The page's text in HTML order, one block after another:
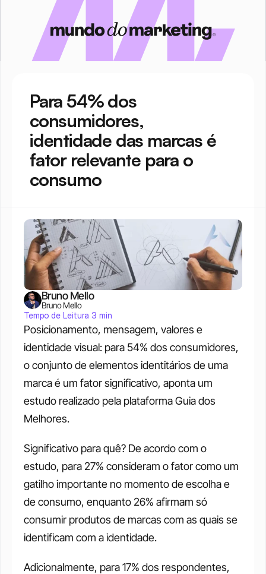
Para 54% dos
consumidores,
identidade das marcas é
fator relevante para o
consumo
Posicionamento, mensagem, valores e
identidade visual: para 54% dos consumidores,
o conjunto de elementos identitários de uma
marca é um fator significativo, aponta um
estudo realizado pela plataforma Guia dos
Melhores.
Significativo para quê? De acordo com o
estudo, para 27% consideram o fator como um
gatilho importante no momento de escolha e
de consumo, enquanto 26% afirmam só
consumir produtos de marcas com as quais se
identificam com a identidade.
Adicionalmente, para 17% dos respondentes,
Bruno Mello
Bruno Mello
Tempo de Leitura 3 min